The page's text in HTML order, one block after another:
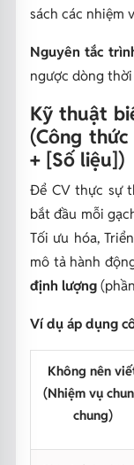
sách các nhiệm
Nguyên tắc
ngược dòng
Kỹ thuật
(Công
+ [Số liệu])
Để CV thực sự
bắt đầu mỗi
Tối ưu hóa,
mô tả hành
định lượng
Ví dụ áp dụng
Không nên
(Nhiệm vụ
chung)